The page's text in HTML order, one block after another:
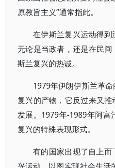
原教旨主义”通常指此。
在伊斯兰复兴运动得到
无论是当政者，还是在民
斯兰复兴的热诚。
1979年伊朗伊斯兰革
复兴的产物，它反过来又
发展。1979年-1989年阿富
复兴的特殊表现形式。
有的国家出现了自上